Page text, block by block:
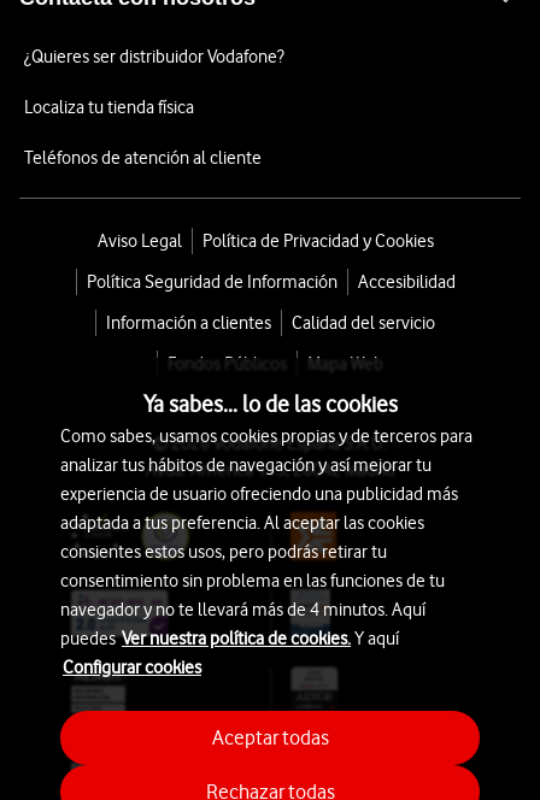
¿Quieres ser distribuidor Vodafone?
Localiza tu tienda física
Teléfonos de atención al cliente
Aviso Legal
Política de Privacidad y Cookies
Política Seguridad de Información
Accesibilidad
Información a clientes
Calidad del servicio
Fondos Públicos
Mapa Web
© 2026 Vodafone España S.A.U.
Avda. América 115, 28042 Madrid
Ya sabes... lo de las cookies
Como sabes, usamos cookies propias y de terceros para
analizar tus hábitos de navegación y así mejorar tu
experiencia de usuario ofreciendo una publicidad más
adaptada a tus preferencia. Al aceptar las cookies
consientes estos usos, pero podrás retirar tu
consentimiento sin problema en las funciones de tu
navegador y no te llevará más de 4 minutos. Aquí
puedesVer nuestra política de cookies.Y aquí
Configurar cookies
Rechazar todas
Aceptar todas